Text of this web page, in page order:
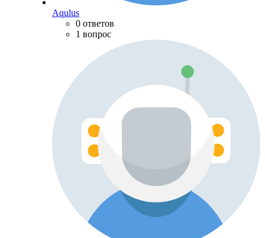
Aqulus
0 ответов
1 вопрос